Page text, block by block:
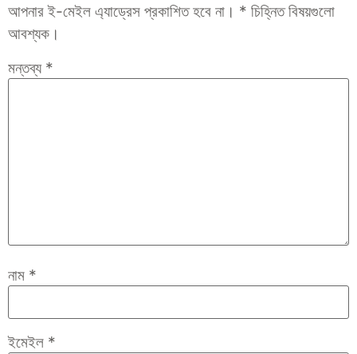
আপনার ই-মেইল এ্যাড্রেস প্রকাশিত হবে না। * চিহ্নিত বিষয়গুলো
আবশ্যক।
মন্তব্য *
নাম *
ইমেইল *